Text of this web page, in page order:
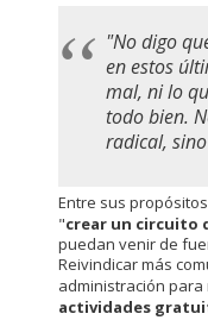
"No digo
en estos
mal, ni lo
todo bien.
radical,
Entre sus
"crear un circuito
puedan venir de
Reivindicar más
administración
actividades